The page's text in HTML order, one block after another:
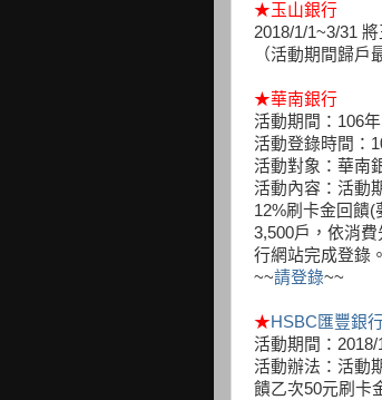
★玉山銀行
2018/1/1~3/31
（活動期間歸戶
★華南銀行
活動期間：106
活動登錄時間：
活動對象：華南
活動內容：活動
12%刷卡金回饋(
3,500戶，依消
行網站完成登錄。
~~請登錄~~
★HSBC匯豐銀
活動期間：2018/
活動辦法：活動
饋乙次50元刷卡